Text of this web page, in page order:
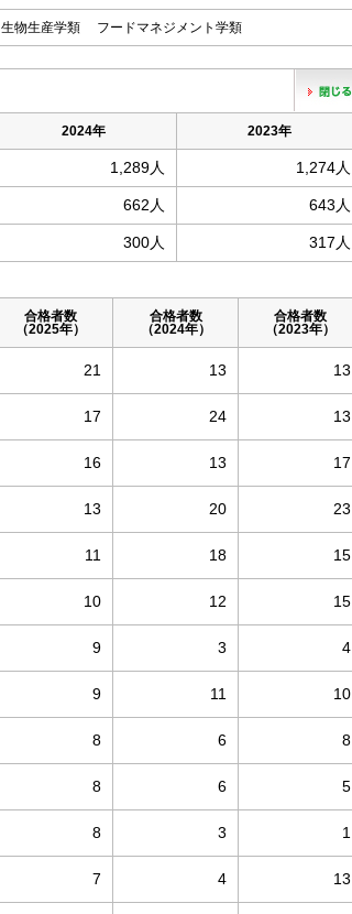
生物生産学類 フードマネジメント学類
2024年 2023年
1,289人 1,274人
662人 643人
300人 317人
合格者数
（2025年）
合格者数
（2024年）
合格者数
（2023年）
21 13 13
17 24 13
16 13 17
13 20 23
11 18 15
10 12 15
9 3 4
9 11 10
8 6 8
8 6 5
8 3 1
7 4 13